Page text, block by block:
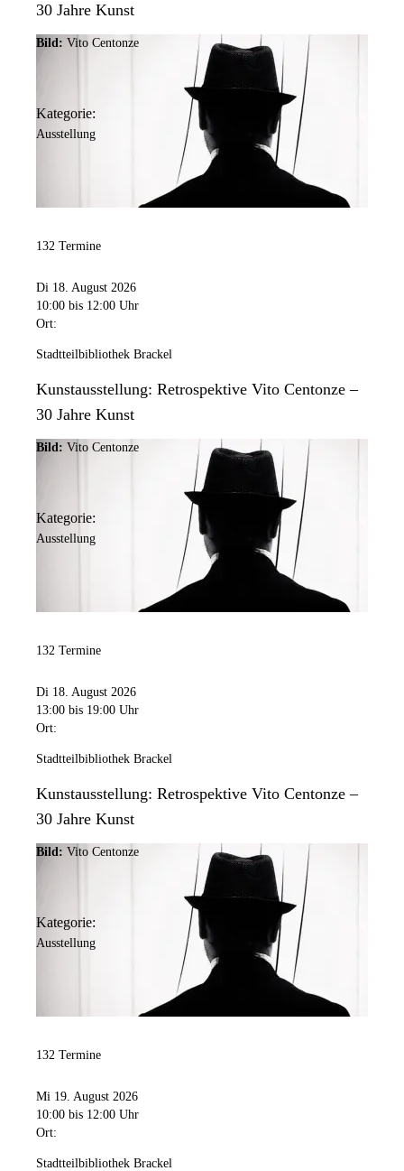
30 Jahre Kunst
Bild: Vito Centonze
Kategorie:
Ausstellung
132 Termine
Di 18. August 2026
10:00 bis 12:00 Uhr
Ort:
Stadtteilbibliothek Brackel
Kunstausstellung: Retrospektive Vito Centonze –
30 Jahre Kunst
Bild: Vito Centonze
Kategorie:
Ausstellung
132 Termine
Di 18. August 2026
13:00 bis 19:00 Uhr
Ort:
Stadtteilbibliothek Brackel
Kunstausstellung: Retrospektive Vito Centonze –
30 Jahre Kunst
Bild: Vito Centonze
Kategorie:
Ausstellung
132 Termine
Mi 19. August 2026
10:00 bis 12:00 Uhr
Ort:
Stadtteilbibliothek Brackel